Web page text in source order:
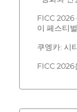
FICC
이 페스티
쿠엥카: 시
FICC 2026